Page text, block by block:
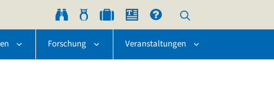
Forschung Veranstaltungen